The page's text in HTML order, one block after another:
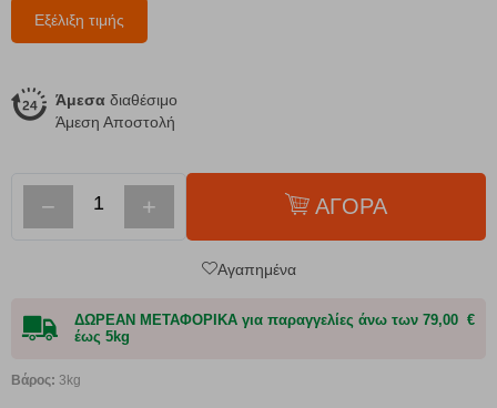
Εξέλιξη τιμής
Άμεσα διαθέσιμο
Άμεση Αποστολή
− + ΑΓΟΡΑ
Αγαπημένα
ΔΩΡΕΑΝ ΜΕΤΑΦΟΡΙΚΑ για παραγγελίες άνω των 79,00 €
έως 5kg
Βάρος: 3kg